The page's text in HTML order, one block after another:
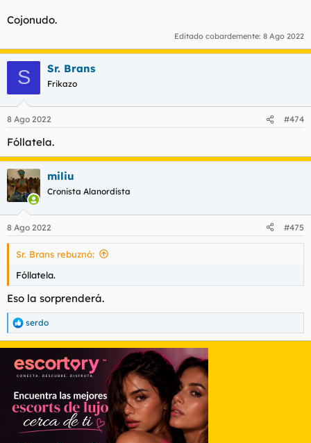
Cojonudo.
Editado cobardemente: 8 Ago 2022
S Sr. Brans
Frikazo
8 Ago 2022 #474
Fóllatela.
miliu
Cronista Alanordista
8 Ago 2022 #475
Sr. Brans rebuznó:
Fóllatela.
Eso la sorprenderá.
R
e
a
c
c
o
n
serdo